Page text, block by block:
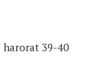
harorat 39-40